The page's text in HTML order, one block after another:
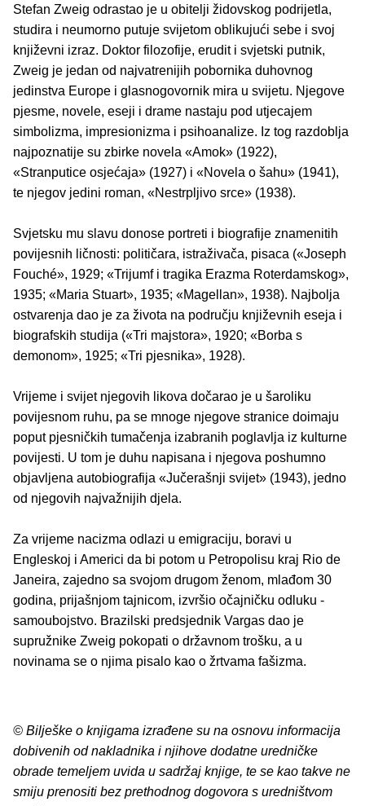
Stefan Zweig odrastao je u obitelji židovskog podrijetla,
studira i neumorno putuje svijetom oblikujući sebe i svoj
književni izraz. Doktor filozofije, erudit i svjetski putnik,
Zweig je jedan od najvatrenijih pobornika duhovnog
jedinstva Europe i glasnogovornik mira u svijetu. Njegove
pjesme, novele, eseji i drame nastaju pod utjecajem
simbolizma, impresionizma i psihoanalize. Iz tog razdoblja
najpoznatije su zbirke novela «Amok» (1922),
«Stranputice osjećaja» (1927) i «Novela o šahu» (1941),
te njegov jedini roman, «Nestrpljivo srce» (1938).
Svjetsku mu slavu donose portreti i biografije znamenitih
povijesnih ličnosti: političara, istraživača, pisaca («Joseph
Fouché», 1929; «Trijumf i tragika Erazma Roterdamskog»,
1935; «Maria Stuart», 1935; «Magellan», 1938). Najbolja
ostvarenja dao je za života na području književnih eseja i
biografskih studija («Tri majstora», 1920; «Borba s
demonom», 1925; «Tri pjesnika», 1928).
Vrijeme i svijet njegovih likova dočarao je u šaroliku
povijesnom ruhu, pa se mnoge njegove stranice doimaju
poput pjesničkih tumačenja izabranih poglavlja iz kulturne
povijesti. U tom je duhu napisana i njegova poshumno
objavljena autobiografija «Jučerašnji svijet» (1943), jedno
od njegovih najvažnijih djela.
Za vrijeme nacizma odlazi u emigraciju, boravi u
Engleskoj i Americi da bi potom u Petropolisu kraj Rio de
Janeira, zajedno sa svojom drugom ženom, mlađom 30
godina, prijašnjom tajnicom, izvršio očajničku odluku -
samoubojstvo. Brazilski predsjednik Vargas dao je
supružnike Zweig pokopati o državnom trošku, a u
novinama se o njima pisalo kao o žrtvama fašizma.
© Bilješke o knjigama izrađene su na osnovu informacija
dobivenih od nakladnika i njihove dodatne uredničke
obrade temeljem uvida u sadržaj knjige, te se kao takve ne
smiju prenositi bez prethodnog dogovora s uredništvom